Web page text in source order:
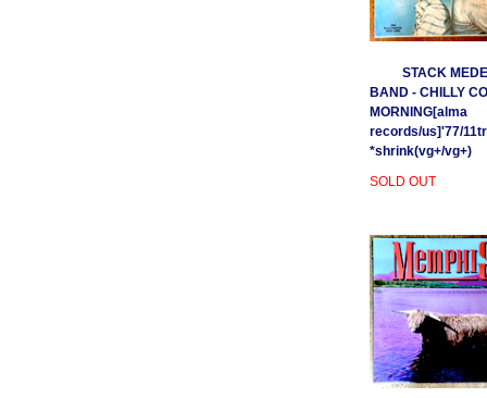
STACK
BAND - CHILLY
MORNING[alma
records/us]'77/
*shrink(vg+/vg+)
SOLD OUT